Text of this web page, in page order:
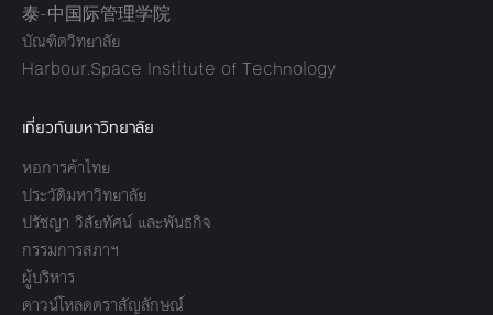
泰-中国际管理学院
บัณฑิตวิทยาลัย
Harbour.Space Institute of Technology
เกี่ยวกับมหาวิทยาลัย
หอการค้าไทย
ประวัติมหาวิทยาลัย
ปรัชญา วิสัยทัศน์ และพันธกิจ
กรรมการสภาฯ
ผู้บริหาร
ดาวน์โหลดตราสัญลักษณ์